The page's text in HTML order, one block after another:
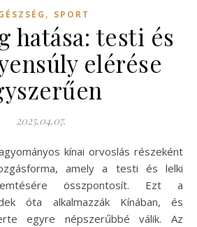
, SPORT
hatása: testi és
elérése
2025.04.07.
amely a testi és lelki
összpontosít. Ezt a
óta alkalmazzák Kínában, és
egyre népszerűbbé válik. Az